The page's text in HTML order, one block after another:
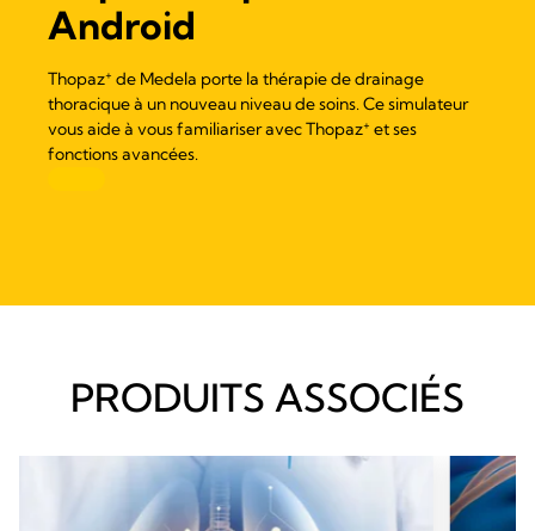
Android
Thopaz+ de Medela porte la thérapie de drainage
thoracique à un nouveau niveau de soins. Ce simulateur
vous aide à vous familiariser avecThopaz+ et ses
fonctions avancées.
PRODUITS ASSOCIÉS